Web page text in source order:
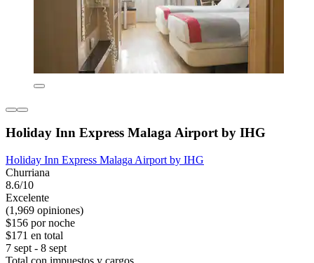
Holiday Inn Express Malaga Airport by IHG
Holiday Inn Express Malaga Airport by IHG
Churriana
8.6/10
Excelente
(1,969 opiniones)
$156 por noche
$171 en total
7 sept - 8 sept
Total con impuestos y cargos